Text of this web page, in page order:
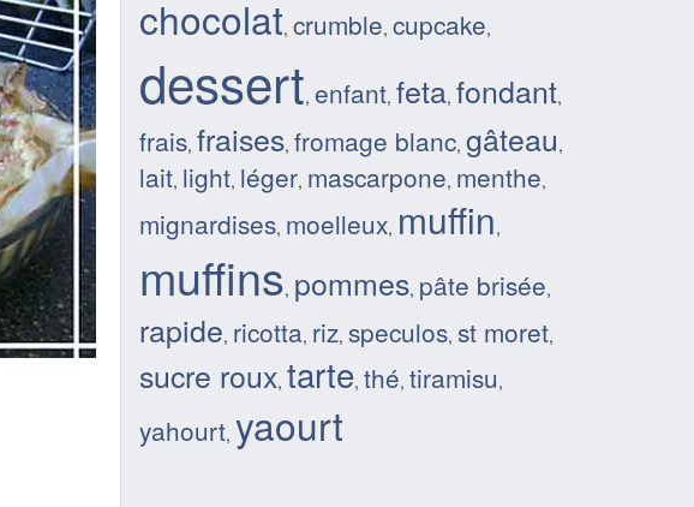
chocolat, crumble, cupcake,
dessert, enfant, feta, fondant,
frais, fraises, fromage blanc, gâteau,
lait, light, léger, mascarpone, menthe,
mignardises, moelleux, muffin,
muffins, pommes, pâte brisée,
rapide, ricotta, riz, speculos, st moret,
sucre roux, tarte, thé, tiramisu,
yahourt, yaourt